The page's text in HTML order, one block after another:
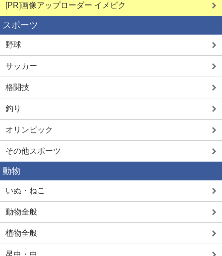
[PR]画像アップローダー イメピク
スポーツ
野球
サッカー
格闘技
釣り
オリンピック
その他スポーツ
動物
いぬ・ねこ
動物全般
植物全般
昆虫・虫